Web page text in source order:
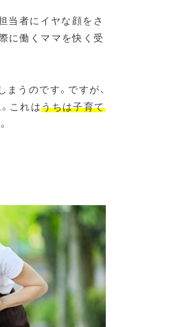
当者にイヤな顔をさ
に働くママを快く受
うのです。ですが、
これはうちは子育て